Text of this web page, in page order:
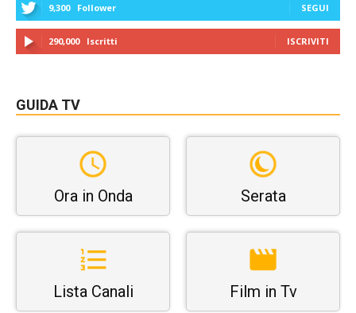
9,300 Follower SEGUI
290,000 Iscritti ISCRIVITI
GUIDA TV
Ora in Onda Serata
Lista Canali Film in Tv